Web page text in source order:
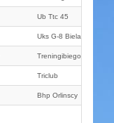
Ub Ttc 45
Uks G-8 Bielany
Treningibiegowe. Pl
Triclub
Bhp Orlinscy